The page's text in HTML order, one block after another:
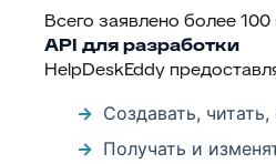
Всего заявлено более
API для разработки
HelpDeskEddy
Создавать,
Получать и